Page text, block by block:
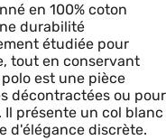
en 100% coton
durabilité
étudiée pour
tout en conservant
est une pièce
décontractées ou pour
présente un col blanc
d'élégance discrète.